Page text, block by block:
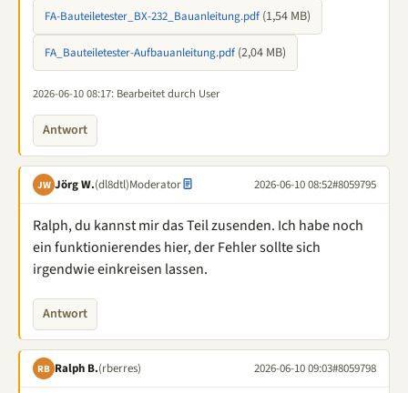
FA-Bauteiletester_BX-232_Bauanleitung.pdf (1,54 MB)
FA_Bauteiletester-Aufbauanleitung.pdf (2,04 MB)
2026-06-10 08:17: Bearbeitet durch User
Antwort
JW Jörg W.(dl8dtl)Moderator 2026-06-10 08:52#8059795
Ralph, du kannst mir das Teil zusenden. Ich habe noch
ein funktionierendes hier, der Fehler sollte sich
irgendwie einkreisen lassen.
Antwort
RB Ralph B.(rberres) 2026-06-10 09:03#8059798